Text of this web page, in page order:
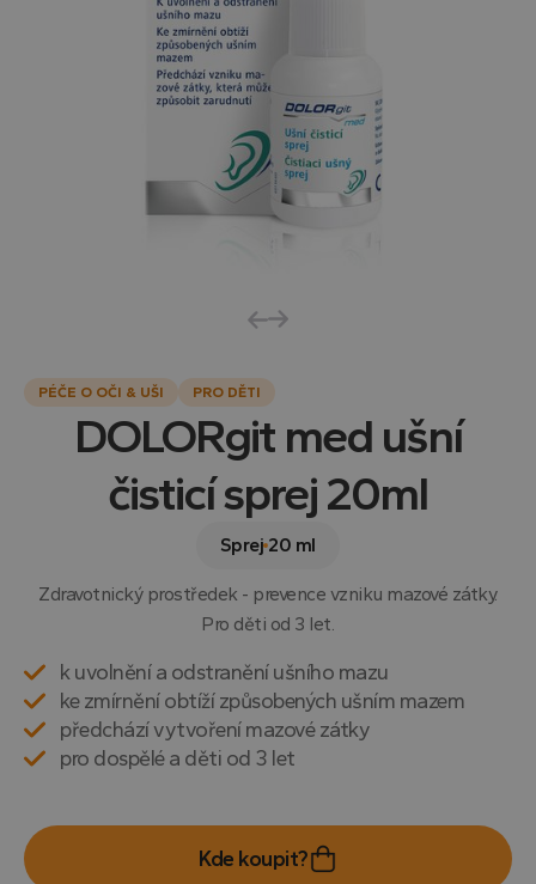
PÉČE O OČI & UŠI PRO DĚTI
DOLORgit med ušní
čisticí sprej 20ml
Sprej 20 ml
Zdravotnický prostředek - prevence vzniku mazové zátky.
Pro děti od 3 let.
k uvolnění a odstranění ušního mazu
ke zmírnění obtíží způsobených ušním mazem
předchází vytvoření mazové zátky
pro dospělé a děti od 3 let
Kde koupit?